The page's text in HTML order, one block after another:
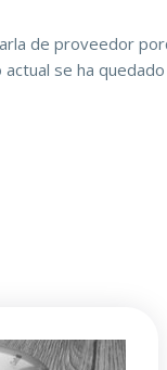
de proveedor
se ha